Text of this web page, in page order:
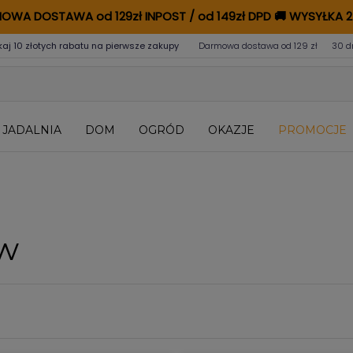
DOSTAWA od 129zł INPOST / od 149zł DPD🚚WYSYŁKA
10 złotych rabatu na pierwsze zakupy Darmowa dostawa od 129 zł 30
JADALNIA DOM OGRÓD OKAZJE PROMOCJE